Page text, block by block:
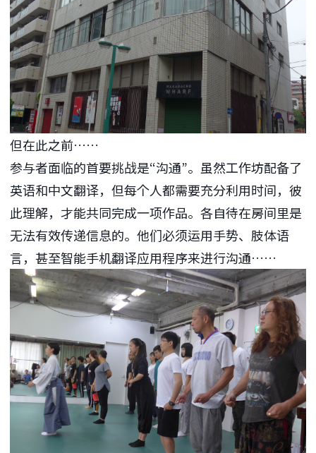
但在此之前……
参与者面临的首要挑战是“沟通”。虽然工作坊配备了
英语和中文翻译，但每个人都需要充分利用时间，彼
此理解，才能共同完成一项作品。各自待在房间里是
无法有效传递信息的。他们必须运用手势、肢体语
言，甚至智能手机翻译应用程序来进行沟通……